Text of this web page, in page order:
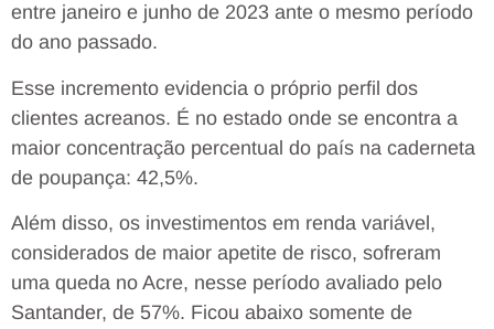
entre janeiro e junho de 2023 ante o mesmo período
do ano passado.
Esse incremento evidencia o próprio perfil dos
clientes acreanos. É no estado onde se encontra a
maior concentração percentual do país na caderneta
de poupança: 42,5%.
Além disso, os investimentos em renda variável,
considerados de maior apetite de risco, sofreram
uma queda no Acre, nesse período avaliado pelo
Santander, de 57%. Ficou abaixo somente de